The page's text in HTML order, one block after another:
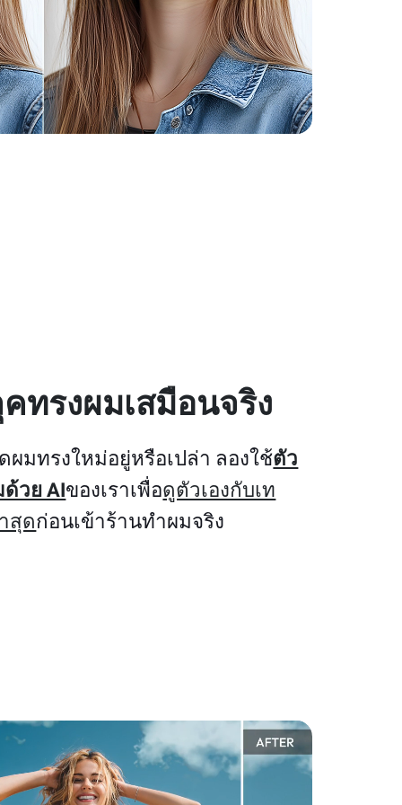
ทรงผมเสมือนจริง
ผมทรงใหม่อยู่หรือเปล่า ลองใช้ตัว
วย AIของเราเพื่อดูตัวเองกับเท
สุดก่อนเข้าร้านทำผมจริง